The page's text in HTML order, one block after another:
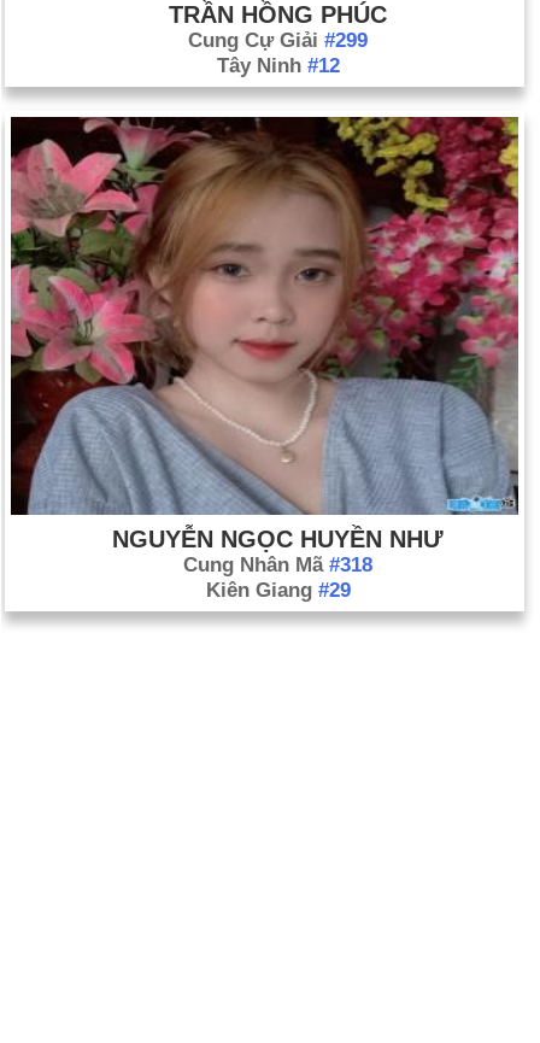
TRẦN HỒNG PHÚC
Cung Cự Giải #299
Tây Ninh #12
NGUYỄN NGỌC HUYỀN NHƯ
Cung Nhân Mã #318
Kiên Giang #29